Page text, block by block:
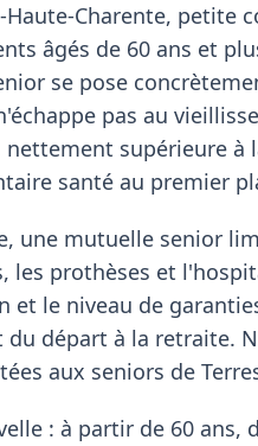
Haute-Charente, petite
âgés de 60 ans et
se pose
pas au
supérieure à
santé au premier
une mutuelle senior
les prothèses et
et le niveau de
du départ à la retraite.
aux seniors de
: à partir de 60